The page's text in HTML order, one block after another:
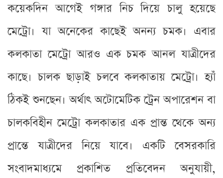
কয়েকদিন আগেই গঙ্গার নিচ দিয়ে চালু হয়েছে
মেট্রো। যা অনেকের কাছেই অনন্য চমক। এবার
কলকাতা মেট্রো আরও এক চমক আনল যাত্রীদের
কাছে। চালক ছাড়াই চলবে কলকাতায় মেট্রো। হ্যাঁ
ঠিকই শুনছেন। অর্থাৎ অটোমেটিক ট্রেন অপারেশন বা
চালকবিহীন মেট্রো কলকাতার এক প্রান্ত থেকে অন্য
প্রান্তে যাত্রীদের নিয়ে যাবে। একটি বেসরকারি
সংবাদমাধ্যমে প্রকাশিত প্রতিবেদন অনুযায়ী,